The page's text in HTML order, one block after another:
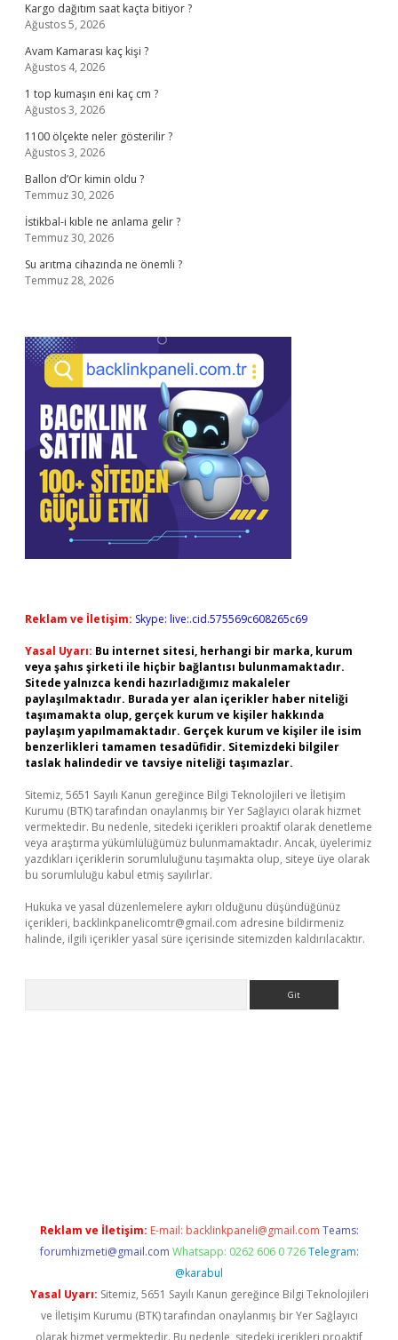
Kargo dağıtım saat kaçta bitiyor ?
Ağustos 5, 2026
Avam Kamarası kaç kişi ?
Ağustos 4, 2026
1 top kumaşın eni kaç cm ?
Ağustos 3, 2026
1100 ölçekte neler gösterilir ?
Ağustos 3, 2026
Ballon d’Or kimin oldu ?
Temmuz 30, 2026
İstikbal-i kıble ne anlama gelir ?
Temmuz 30, 2026
Su arıtma cihazında ne önemli ?
Temmuz 28, 2026
Reklam ve İletişim: Skype: live:.cid.575569c608265c69
Yasal Uyarı: Bu internet sitesi, herhangi bir marka, kurum
veya şahıs şirketi ile hiçbir bağlantısı bulunmamaktadır.
Sitede yalnızca kendi hazırladığımız makaleler
paylaşılmaktadır. Burada yer alan içerikler haber niteliği
taşımamakta olup, gerçek kurum ve kişiler hakkında
paylaşım yapılmamaktadır. Gerçek kurum ve kişiler ile isim
benzerlikleri tamamen tesadüfidir. Sitemizdeki bilgiler
taslak halindedir ve tavsiye niteliği taşımazlar.
Sitemiz, 5651 Sayılı Kanun gereğince Bilgi Teknolojileri ve İletişim
Kurumu (BTK) tarafından onaylanmış bir Yer Sağlayıcı olarak hizmet
vermektedir. Bu nedenle, sitedeki içerikleri proaktif olarak denetleme
veya araştırma yükümlülüğümüz bulunmamaktadır. Ancak, üyelerimiz
yazdıkları içeriklerin sorumluluğunu taşımakta olup, siteye üye olarak
bu sorumluluğu kabul etmiş sayılırlar.
Hukuka ve yasal düzenlemelere aykırı olduğunu düşündüğünüz
içerikleri, backlinkpanelicomtr@gmail.com adresine bildirmeniz
halinde, ilgili içerikler yasal süre içerisinde sitemizden kaldırılacaktır.
Reklam ve İletişim: E-mail: backlinkpaneli@gmail.com Teams:
forumhizmeti@gmail.com Whatsapp: 0262 606 0 726 Telegram:
@karabul
Yasal Uyarı: Sitemiz, 5651 Sayılı Kanun gereğince Bilgi Teknolojileri
ve İletişim Kurumu (BTK) tarafından onaylanmış bir Yer Sağlayıcı
olarak hizmet vermektedir. Bu nedenle, sitedeki içerikleri proaktif